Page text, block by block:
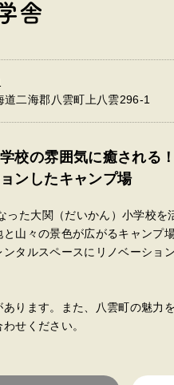
舎
道二海郡八雲町上八雲296-1
校の雰囲気に癒される
ンしたキャンプ場
った大関（だいかん）小学校
と山々の景色が広がるキャンプ
ンタルスペースにリノベーショ
ります。また、八雲町の魅力
せください。